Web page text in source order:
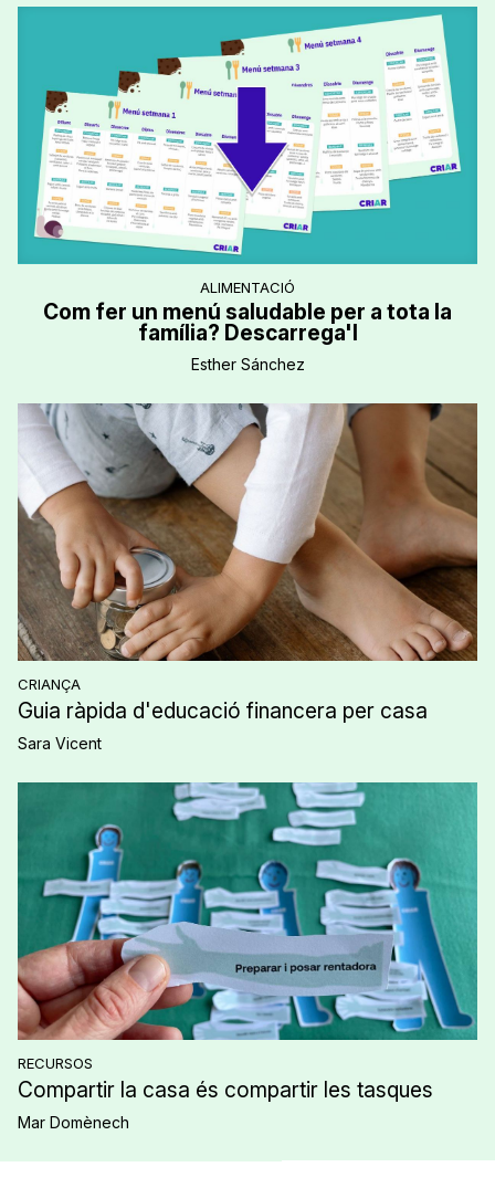
CRIANÇA
Guia ràpida d'educació financera per casa
Sara Vicent
RECURSOS
Compartir la casa és compartir les tasques
Mar Domènech
ALIMENTACIÓ
Com fer un menú saludable per a tota la
família? Descarrega'l
Esther Sánchez